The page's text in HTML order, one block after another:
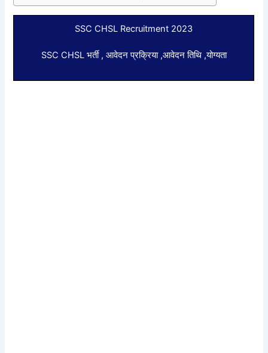
SSC CHSL Recruitment 2023
SSC CHSL भर्ती , आवेदन प्रक्रिया ,आवेदन तिथि ,योग्यता